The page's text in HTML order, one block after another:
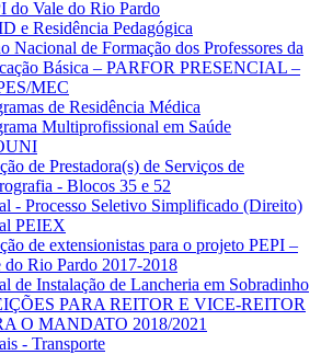
do Vale do Rio Pardo
e Residência Pedagógica
Nacional de Formação dos Professores da
Básica – PARFOR PRESENCIAL –
MEC
de Residência Médica
Multiprofissional em Saúde
de Prestadora(s) de Serviços de
- Blocos 35 e 52
- Processo Seletivo Simplificado (Direito)
PEIEX
de extensionistas para o projeto PEPI –
do Rio Pardo 2017-2018
de Instalação de Lancheria em Sobradinho
PARA REITOR E VICE-REITOR
O MANDATO 2018/2021
- Transporte